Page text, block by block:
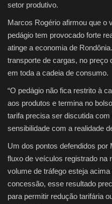
setor produtivo.
Marcos Rogério afirmou que o
pedágio tem provocado forte
atinge a economia de
transporte de cargas, no preço
em toda a cadeia de consumo.
“O pedágio não fica restrito à
aos produtos e termina no
tarifa precisa ser discutida
sensibilidade com a realidade
Um dos pontos defendidos por
fluxo de veículos registrado na
volume de tráfego esteja
concessão, esse resultado
para permitir redução tarifária